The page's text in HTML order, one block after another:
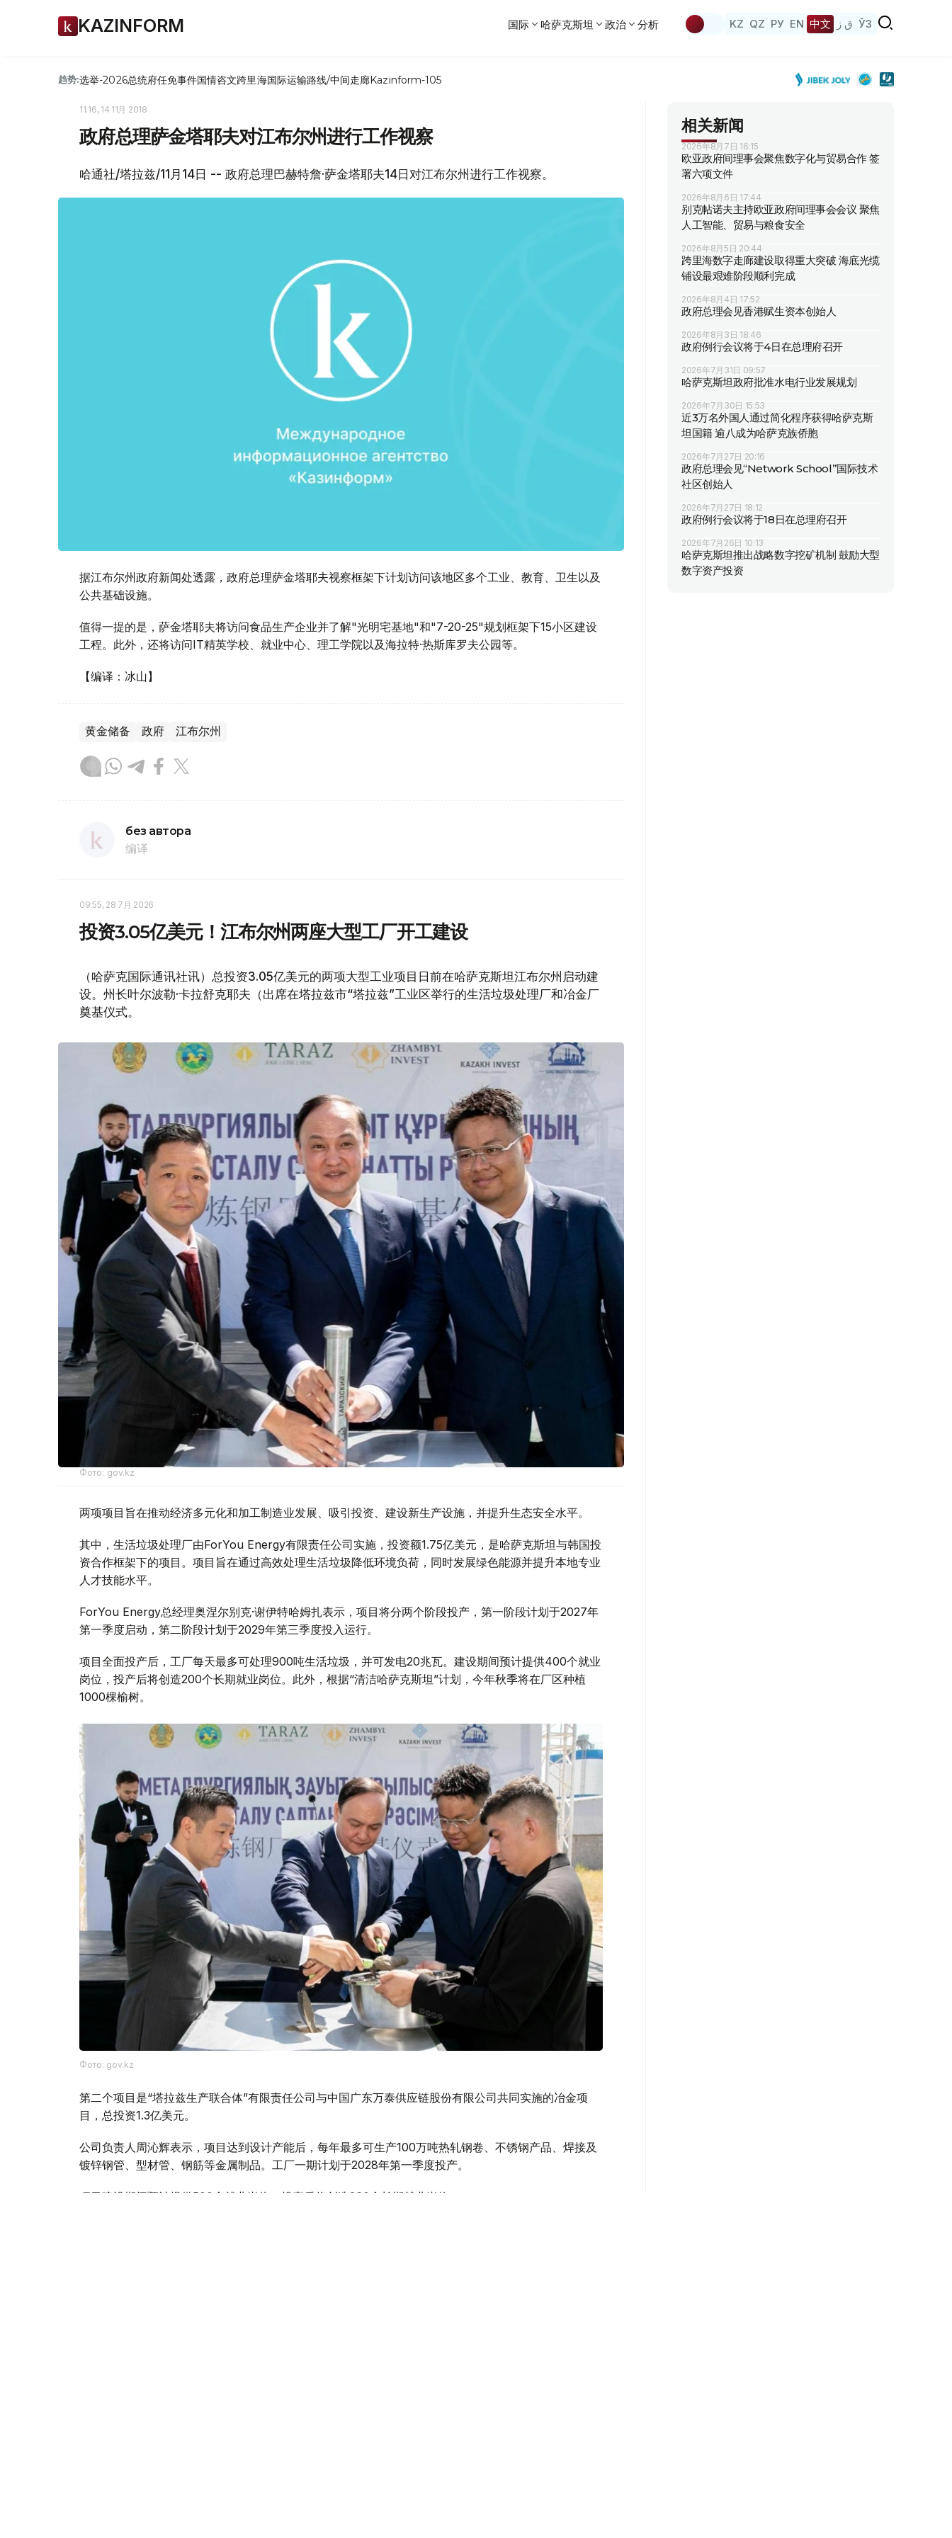
KAZINFORM 国际 哈萨克斯坦 政治 分析 KZ QZ РУ EN 中文 ق ز ЎЗ
趋势:选举-2026总统府任免事件国情咨文跨里海国际运输路线/中间走廊Kazinform-105
11:16, 14 11月 2018
政府总理萨金塔耶夫对江布尔州进行工作视察
哈通社/塔拉兹/11月14日 -- 政府总理巴赫特詹·萨金塔耶夫14日对江布尔州进行工作视察。
据江布尔州政府新闻处透露，政府总理萨金塔耶夫视察框架下计划访问该地区多个工业、教育、卫生以及
公共基础设施。
值得一提的是，萨金塔耶夫将访问食品生产企业并了解"光明宅基地"和"7-20-25"规划框架下15小区建设
工程。此外，还将访问IT精英学校、就业中心、理工学院以及海拉特·热斯库罗夫公园等。
【编译：冰山】
黄金储备 政府 江布尔州
без автора
编译
09:55, 28 7月 2026
投资3.05亿美元！江布尔州两座大型工厂开工建设
（哈萨克国际通讯社讯）总投资3.05亿美元的两项大型工业项目日前在哈萨克斯坦江布尔州启动建
设。州长叶尔波勒·卡拉舒克耶夫（出席在塔拉兹市“塔拉兹”工业区举行的生活垃圾处理厂和冶金厂
奠基仪式。
Фото: gov.kz
两项项目旨在推动经济多元化和加工制造业发展、吸引投资、建设新生产设施，并提升生态安全水平。
其中，生活垃圾处理厂由ForYou Energy有限责任公司实施，投资额1.75亿美元，是哈萨克斯坦与韩国投
资合作框架下的项目。项目旨在通过高效处理生活垃圾降低环境负荷，同时发展绿色能源并提升本地专业
人才技能水平。
ForYou Energy总经理奥涅尔别克·谢伊特哈姆扎表示，项目将分两个阶段投产，第一阶段计划于2027年
第一季度启动，第二阶段计划于2029年第三季度投入运行。
项目全面投产后，工厂每天最多可处理900吨生活垃圾，并可发电20兆瓦。建设期间预计提供400个就业
岗位，投产后将创造200个长期就业岗位。此外，根据“清洁哈萨克斯坦”计划，今年秋季将在厂区种植
1000棵榆树。
Фото: gov.kz
第二个项目是“塔拉兹生产联合体”有限责任公司与中国广东万泰供应链股份有限公司共同实施的冶金项
目，总投资1.3亿美元。
公司负责人周沁辉表示，项目达到设计产能后，每年最多可生产100万吨热轧钢卷、不锈钢产品、焊接及
镀锌钢管、型材管、钢筋等金属制品。工厂一期计划于2028年第一季度投产。
项目建设期间预计提供500个就业岗位，投产后将创造260个长期就业岗位。
相关新闻
2026年8月7日 16:15
欧亚政府间理事会聚焦数字化与贸易合作 签
署六项文件
2026年8月6日 17:44
别克帖诺夫主持欧亚政府间理事会会议 聚焦
人工智能、贸易与粮食安全
2026年8月5日 20:44
跨里海数字走廊建设取得重大突破 海底光缆
铺设最艰难阶段顺利完成
2026年8月4日 17:52
政府总理会见香港赋生资本创始人
2026年8月3日 18:46
政府例行会议将于4日在总理府召开
2026年7月31日 09:57
哈萨克斯坦政府批准水电行业发展规划
2026年7月30日 15:53
近3万名外国人通过简化程序获得哈萨克斯
坦国籍 逾八成为哈萨克族侨胞
2026年7月27日 20:16
政府总理会见“Network School”国际技术
社区创始人
2026年7月27日 18:12
政府例行会议将于18日在总理府召开
2026年7月26日 10:13
哈萨克斯坦推出战略数字挖矿机制 鼓励大型
数字资产投资